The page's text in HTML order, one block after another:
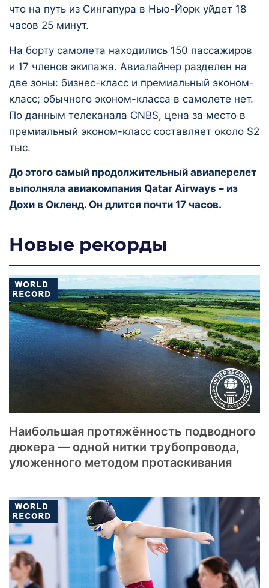
что на путь из Сингапура в Нью-Йорк уйдет 18
часов 25 минут.
На борту самолета находились 150 пассажиров
и 17 членов экипажа. Авиалайнер разделен на
две зоны: бизнес-класс и премиальный эконом-
класс; обычного эконом-класса в самолете нет.
По данным телеканала CNBS, цена за место в
премиальный эконом-класс составляет около $2
тыс.
До этого самый продолжительный авиаперелет
выполняла авиакомпания Qatar Airways – из
Дохи в Окленд. Он длится почти 17 часов.
Новые рекорды
Наибольшая протяжённость подводного
дюкера — одной нитки трубопровода,
уложенного методом протаскивания